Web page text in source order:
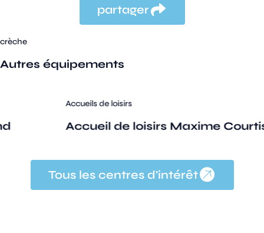
partager
crèche
Autres équipements
Accueils de loisirs
Accueil de loisirs Maxime Courtis
Tous les centres d'intérêt